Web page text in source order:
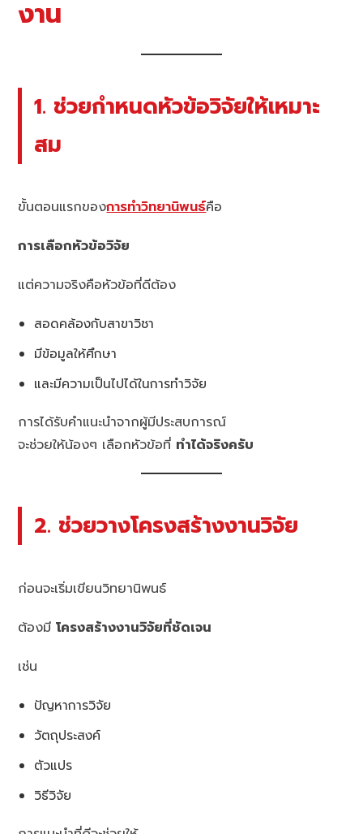
งาน
1. ช่วยกำหนดหัวข้อวิจัยให้เหมาะ
สม
ขั้นตอนแรกของการทำวิทยานิพนธ์คือ
การเลือกหัวข้อวิจัย
แต่ความจริงคือหัวข้อที่ดีต้อง
สอดคล้องกับสาขาวิชา
มีข้อมูลให้ศึกษา
และมีความเป็นไปได้ในการทำวิจัย
การได้รับคำแนะนำจากผู้มีประสบการณ์
จะช่วยให้น้องๆ เลือกหัวข้อที่ ทำได้จริงครับ
2. ช่วยวางโครงสร้างงานวิจัย
ก่อนจะเริ่มเขียนวิทยานิพนธ์
ต้องมีโครงสร้างงานวิจัยที่ชัดเจน
เช่น
ปัญหาการวิจัย
วัตถุประสงค์
ตัวแปร
วิธีวิจัย